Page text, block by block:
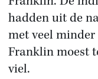
hadden uit de
met veel
Franklin moest
viel.